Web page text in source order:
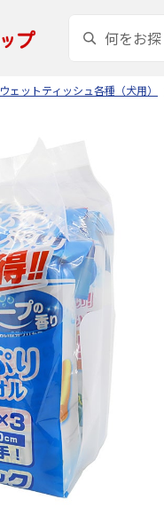
ウェットティッシュ各種（犬用）